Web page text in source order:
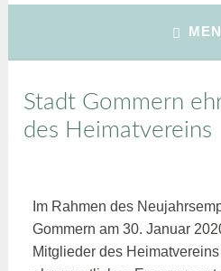
Stadt Gommern
des Heimatvereins
Im Rahmen des
Gommern am 30. Januar
Mitglieder des